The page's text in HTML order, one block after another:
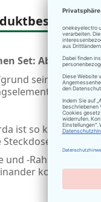
Set:
seines
Ihrer
ist so konzipiert,
oder
und -Rahmen sind
kombiniert